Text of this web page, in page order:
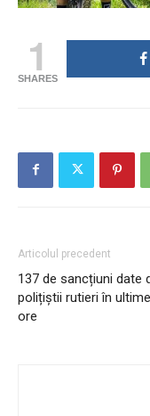
1
SHARES
Articolul precedent
137 de sancțiuni date
polițiștii rutieri în
ore